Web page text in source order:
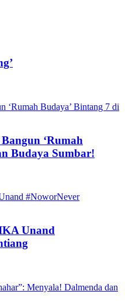
‘Rumah
Budaya Sumbar!
Unand